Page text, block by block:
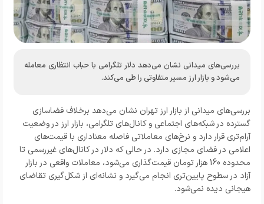
بررسی‌های میدانی نشان می‌دهد دلار تلگرامی با حباب انتظاری معامله
می‌شود و بازار ارز مسیر متفاوتی را طی می‌کند.
بررسی‌های میدانی از بازار ارز تهران نشان می‌دهد برخلاف فضاسازی
گسترده در شبکه‌های اجتماعی و کانال‌های تلگرامی، بازار ارز در وضعیت
آرام‌تری قرار دارد و نرخ‌های معاملاتی فاصله معناداری با قیمت‌های
اعلامی در فضای مجازی دارد. در حالی که دلار در کانال‌های غیررسمی تا
محدوده 160 هزار تومان قیمت‌گذاری می‌شود، معاملات واقعی در بازار
آزاد در سطوح پایین‌تری انجام می‌گیرد و نشانه‌ای از شکل‌گیری تقاضای
هیجانی دیده نمی‌شود.